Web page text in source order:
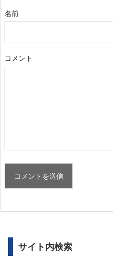
名前
コメント
サイト内検索